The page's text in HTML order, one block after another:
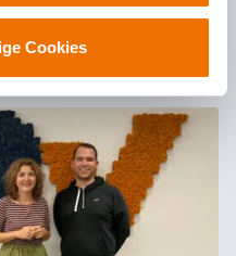
Cookies
was uns in 2023
mehr lesen